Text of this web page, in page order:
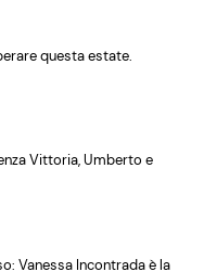
questa estate.
Vittoria, Umberto e
Vanessa Incontrada è la